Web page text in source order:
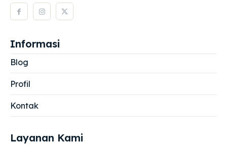
Informasi
Blog
Profil
Kontak
Layanan Kami